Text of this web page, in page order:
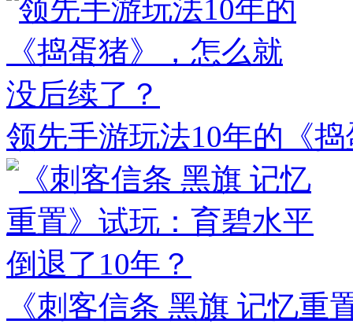
领先手游玩法10年的《
《刺客信条 黑旗 记忆重